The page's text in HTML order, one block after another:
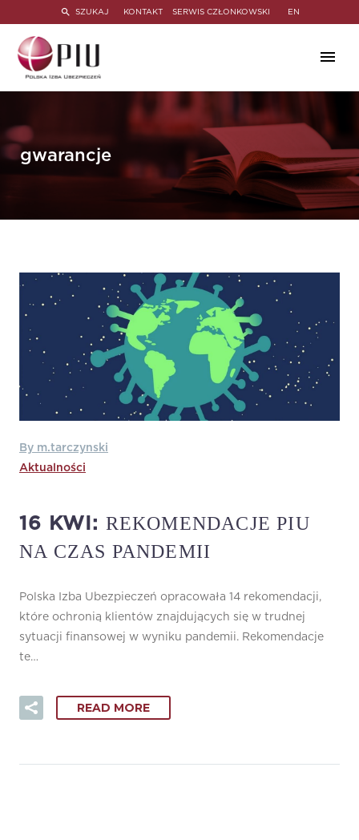
SZUKAJ KONTAKT SERWIS CZŁONKOWSKI EN
gwarancje
By m.tarczynski
Aktualności
16 KWI: REKOMENDACJE PIU
NA CZAS PANDEMII
Polska Izba Ubezpieczeń opracowała 14 rekomendacji,
które ochronią klientów znajdujących się w trudnej
sytuacji finansowej w wyniku pandemii. Rekomendacje
te…
READ MORE